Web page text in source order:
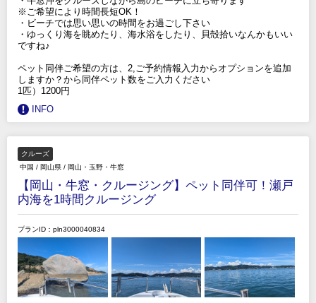
※ご希望により時間長短OK！
・ビーチでは思い思いの時間をお過ごし下さい
・ゆっくり海を眺めたり、海水浴をしたり、貝殻拾いなんかもいい
ですね♪
ペット同伴ご希望の方は、2,ご予約情報入力からオプションを追加
しますか？から同伴ペット数をご入力ください
1匹）1200円
INFO
クルーズ
中国 / 岡山県 / 岡山・玉野・牛窓
【岡山・牛窓・クルージング】ペット同伴可！瀬戸
内海を1時間クルージング
プランID：pln3000040834